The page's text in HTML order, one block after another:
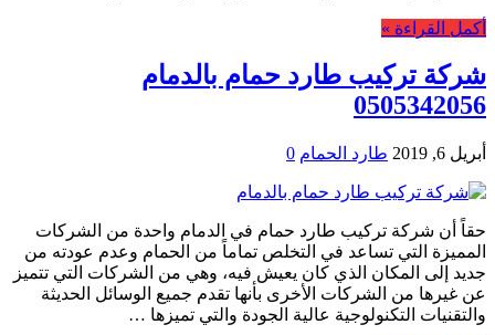
أكمل القراءة »
شركة تركيب طارد حمام بالدمام
0505342056
أبريل 6, 2019 طارد الحمام 0
حقاً أن شركة تركيب طارد حمام في الدمام واحدة من الشركات
المميزة التي تساعد في التخلص تماماً من الحمام وعدم عودته من
جديد إلى المكان الذي كان يعيش فيه، وهي من الشركات التي تتميز
عن غيرها من الشركات الأخرى بأنها تقدم جميع الوسائل الحديثة
والتقنيات التكنولوجية عالية الجودة والتي تميزها …